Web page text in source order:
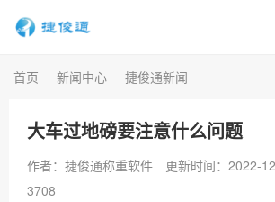
首页 新闻中心 捷俊通新闻
大车过地磅要注意什么问题
作者：捷俊通称重软件 更新时间：2022-
3708